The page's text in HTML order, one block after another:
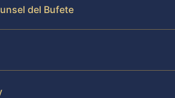
del Bufete